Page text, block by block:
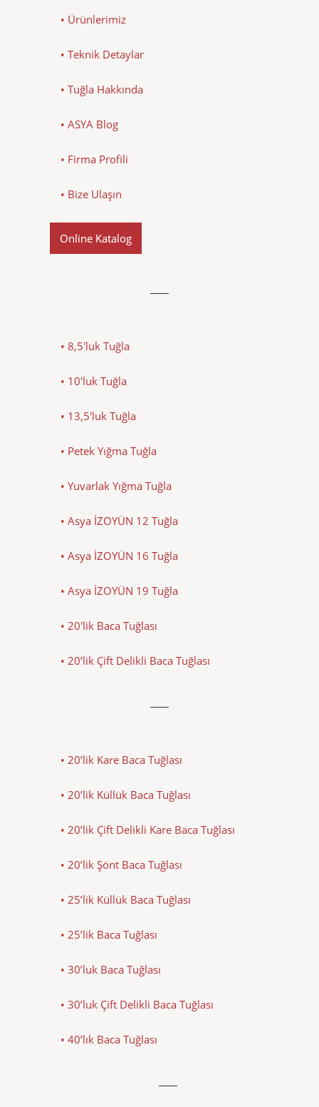
• Ürünlerimiz
• Teknik Detaylar
• Tuğla Hakkında
• ASYA Blog
• Firma Profili
• Bize Ulaşın
Online Katalog
• 8,5'luk Tuğla
• 10'luk Tuğla
• 13,5'luk Tuğla
• Petek Yığma Tuğla
• Yuvarlak Yığma Tuğla
• Asya İZOYÜN 12 Tuğla
• Asya İZOYÜN 16 Tuğla
• Asya İZOYÜN 19 Tuğla
• 20'lik Baca Tuğlası
• 20’lik Çift Delikli Baca Tuğlası
• 20’lik Kare Baca Tuğlası
• 20’lik Küllük Baca Tuğlası
• 20’lik Çift Delikli Kare Baca Tuğlası
• 20’lik Şönt Baca Tuğlası
• 25’lik Küllük Baca Tuğlası
• 25’lik Baca Tuğlası
• 30’luk Baca Tuğlası
• 30’luk Çift Delikli Baca Tuğlası
• 40’lık Baca Tuğlası